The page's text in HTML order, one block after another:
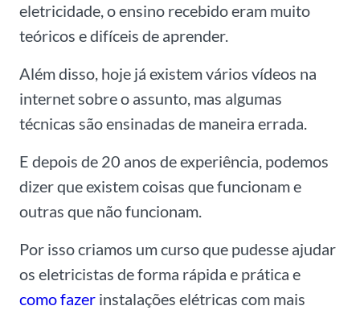
eletricidade, o ensino recebido eram muito
teóricos e difíceis de aprender.
Além disso, hoje já existem vários vídeos na
internet sobre o assunto, mas algumas
técnicas são ensinadas de maneira errada.
E depois de 20 anos de experiência, podemos
dizer que existem coisas que funcionam e
outras que não funcionam.
Por isso criamos um curso que pudesse ajudar
os eletricistas de forma rápida e prática e
como fazer instalações elétricas com mais